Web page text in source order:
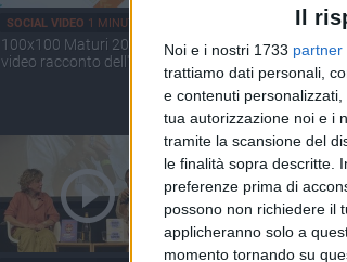
Il
Noi e i nostri 1733 partner
trattiamo dati personali,
e contenuti
tua autorizzazione noi e i
tramite la scansione del
le finalità sopra descritte.
preferenze prima di
possono non richiedere il
applicheranno solo a
momento tornando su
SOCIAL VIDEO 1 MINUTO
100x100 Maturi 2026: il
video racconto dell'evento
49 SECONDI
100x100 Maturi
2026, le interviste:
Giuseppe Maldera